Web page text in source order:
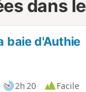
dans
baie d'Authie
2h 20
Facile